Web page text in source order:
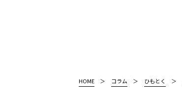
HOME コラム ひもとく